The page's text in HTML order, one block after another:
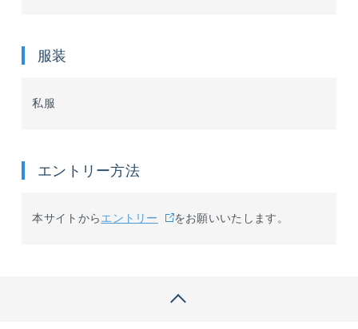
服装
私服
エントリー方法
本サイトからエントリー をお願いいたします。